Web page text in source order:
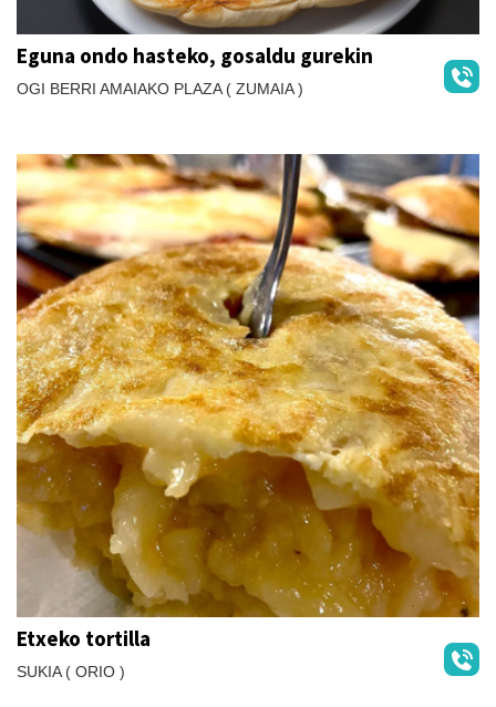
Eguna ondo hasteko, gosaldu gurekin
OGI BERRI AMAIAKO PLAZA ( ZUMAIA )
Etxeko tortilla
SUKIA ( ORIO )